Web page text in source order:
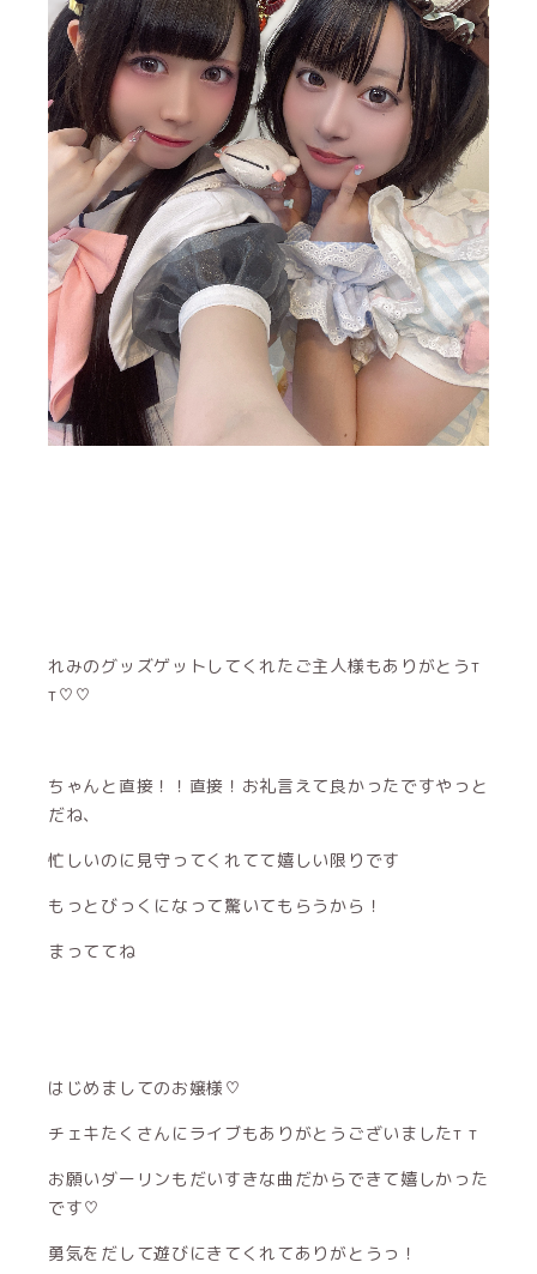
れみのグッズゲットしてくれたご主人様もありがとうт
т♡♡
ちゃんと直接！！直接！お礼言えて良かったですやっと
だね、
忙しいのに見守ってくれてて嬉しい限りです
もっとびっくになって驚いてもらうから！
まっててね
はじめましてのお嬢様♡
チェキたくさんにライブもありがとうございましたт т
お願いダーリンもだいすきな曲だからできて嬉しかった
です♡
勇気をだして遊びにきてくれてありがとうっ！